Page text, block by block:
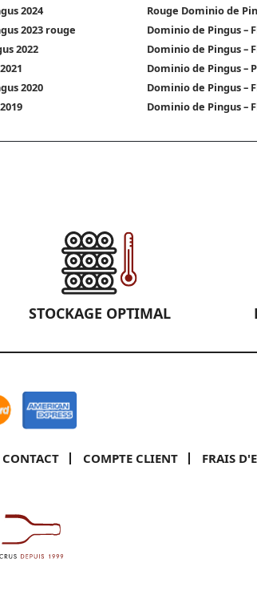
2024
Rouge Dominio de
2023 rouge
Dominio de Pingus –
2022
Dominio de Pingus –
Dominio de Pingus –
2020
Dominio de Pingus –
Dominio de Pingus –
STOCKAGE OPTIMAL
CONTACT COMPTE CLIENT FRAIS